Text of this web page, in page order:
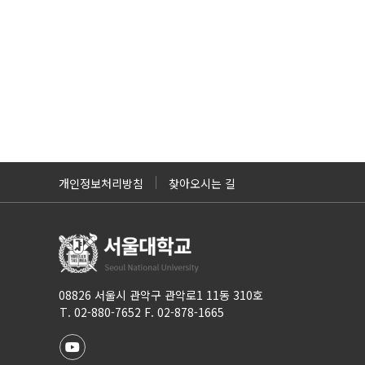
개인정보처리방침 찾아오시는 길
08826 서울시 관악구 관악로1 11동 310호
T. 02-880-7652 F. 02-878-1665